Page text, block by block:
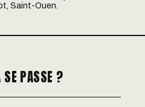
Saint-Ouen.
PASSE ?